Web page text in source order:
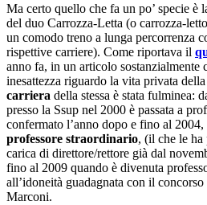
Ma certo quello che fa un po’ specie è
del duo Carrozza-Letta (o carrozza-
un comodo treno a lunga percorrenza
rispettive carriere). Come riportava il
anno fa, in un articolo sostanzialmente
inesattezza riguardo la vita privata
carriera della stessa è stata fulminea:
presso la Ssup nel 2000 è passata a
confermato l’anno dopo e fino al 2004,
professore straordinario, (il che le ha
carica di direttore/rettore già dal
fino al 2009 quando è divenuta
all’idoneità guadagnata con il
Marconi.